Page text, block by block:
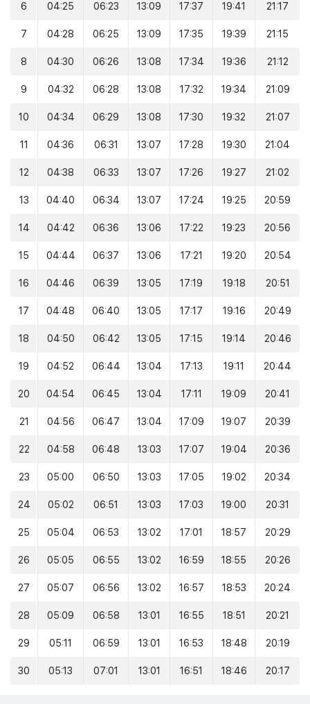
6 04:25 06:23 13:09 17:37 19:41 21:17
7 04:28 06:25 13:09 17:35 19:39 21:15
8 04:30 06:26 13:08 17:34 19:36 21:12
9 04:32 06:28 13:08 17:32 19:34 21:09
10 04:34 06:29 13:08 17:30 19:32 21:07
11 04:36 06:31 13:07 17:28 19:30 21:04
12 04:38 06:33 13:07 17:26 19:27 21:02
13 04:40 06:34 13:07 17:24 19:25 20:59
14 04:42 06:36 13:06 17:22 19:23 20:56
15 04:44 06:37 13:06 17:21 19:20 20:54
16 04:46 06:39 13:05 17:19 19:18 20:51
17 04:48 06:40 13:05 17:17 19:16 20:49
18 04:50 06:42 13:05 17:15 19:14 20:46
19 04:52 06:44 13:04 17:13 19:11 20:44
20 04:54 06:45 13:04 17:11 19:09 20:41
21 04:56 06:47 13:04 17:09 19:07 20:39
22 04:58 06:48 13:03 17:07 19:04 20:36
23 05:00 06:50 13:03 17:05 19:02 20:34
24 05:02 06:51 13:03 17:03 19:00 20:31
25 05:04 06:53 13:02 17:01 18:57 20:29
26 05:05 06:55 13:02 16:59 18:55 20:26
27 05:07 06:56 13:02 16:57 18:53 20:24
28 05:09 06:58 13:01 16:55 18:51 20:21
29 05:11 06:59 13:01 16:53 18:48 20:19
30 05:13 07:01 13:01 16:51 18:46 20:17